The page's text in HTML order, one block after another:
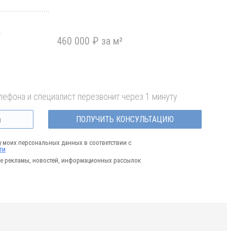
460 000 ₽ за м²
и специалист перезвонит через 1 минуту
ПОЛУЧИТЬ КОНСУЛЬТАЦИЮ
моих персональных данных в соответствии с
рекламы, новостей, информационных рассылок